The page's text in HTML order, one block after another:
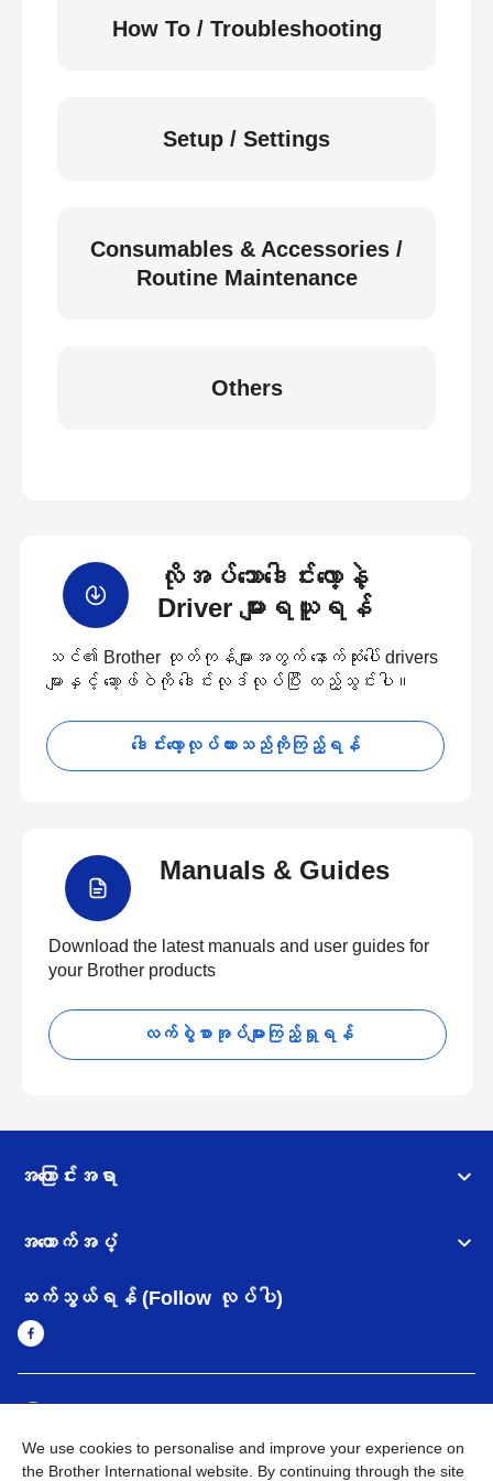
How To / Troubleshooting
Setup / Settings
Consumables & Accessories /
Routine Maintenance
Others
လိုအပ်သောဒေါင်းလော့နဲ့
Driver များရယူရန်
သင်၏ Brother ထုတ်ကုန်များအတွက် နောက်ဆုံးပေါ် drivers
များနှင့် ဆော့ဖ်ဝဲကို ဒေါင်းလုဒ်လုပ်ပြီး ထည့်သွင်းပါ။
ဒေါင်းလော့လုပ်ထားသည်ကိုကြည့်ရန်
Manuals & Guides
Download the latest manuals and user guides for
your Brother products
လက်စွဲစာအုပ်များကြည့်ရှုရန်
အကြောင်းအရာ
အထောက်အပံ့
ဆက်သွယ်ရန် (Follow လုပ်ပါ)
အချက်အလက်မူဝါဒ အသုံးပြုမူဝါဒ
သုံးစွဲရန် ဝက်ဆိုဒ်အညွှန်း
We use cookies to personalise and improve your experience on
the Brother International website. By continuing through the site